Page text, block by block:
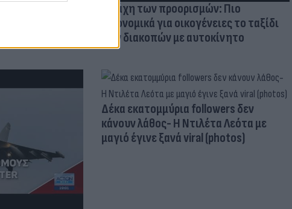
Η μάχη των προορισμών: Πιο
οικονομικά για οικογένειες το ταξίδι
των διακοπών με αυτοκίνητο
Δέκα εκατομμύρια followers δεν
κάνουν λάθος- Η Ντιλέτα Λεότα με
μαγιό έγινε ξανά viral (photos)